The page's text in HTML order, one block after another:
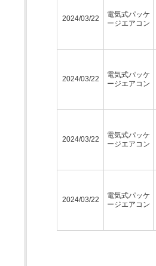
2024/03/22
電気式パッケ
ージエアコン
2024/03/22
電気式パッケ
ージエアコン
2024/03/22
電気式パッケ
ージエアコン
2024/03/22
電気式パッケ
ージエアコン